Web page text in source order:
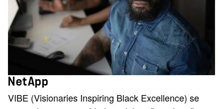
NetApp
VIBE (Visionaries Inspiring Black Excellence) se